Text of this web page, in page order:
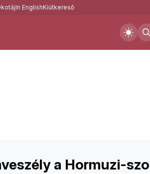
In EnglishKiútkereső
a Hormuzi-